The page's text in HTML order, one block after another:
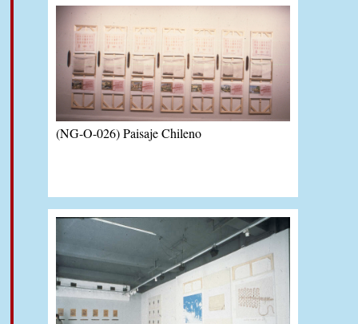
(NG-O-026) Paisaje Chileno